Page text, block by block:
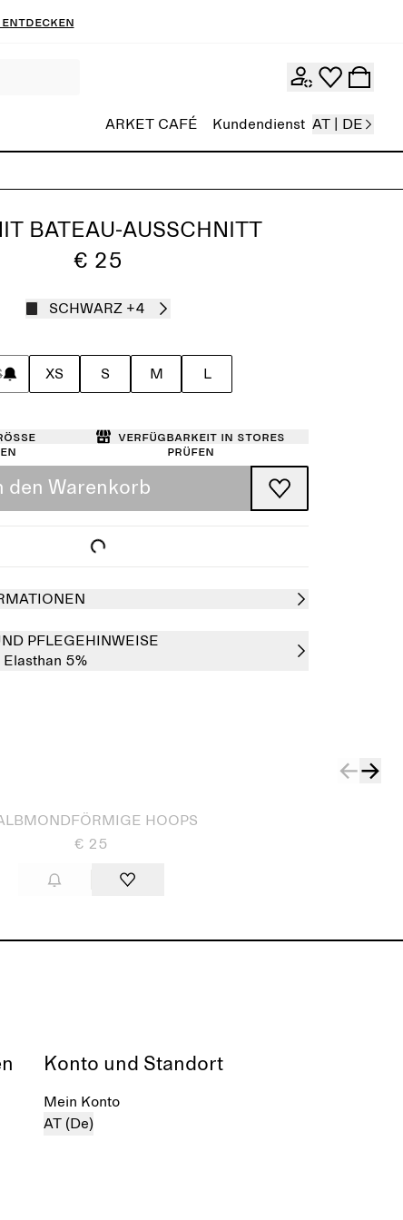
ARKET CAFÉ Kundendienst AT | DE
BATEAU-AUSSCHNITT
€ 25
SCHWARZ +4
XS S M L
Verfügbarkeit in Stores
prüfen
den Warenkorb
PFLEGEHINWEISE
Elasthan 5%
HOOPS
€ 25
Konto und Standort
Mein Konto
AT (De)